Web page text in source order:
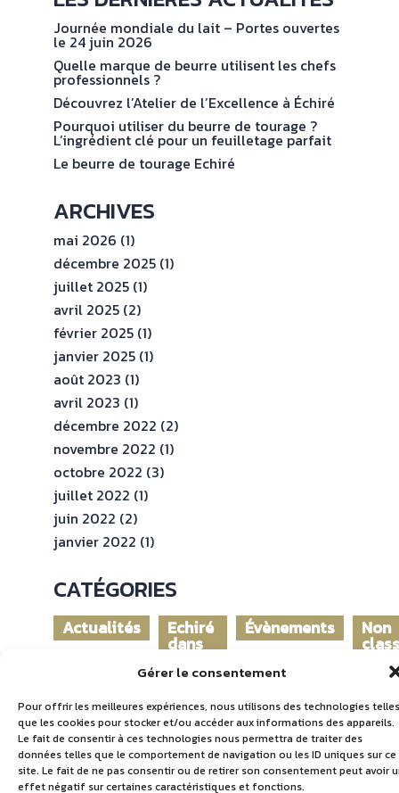
Gérer le consentement
Pour offrir les meilleures expériences, nous utilisons des technologies telles
que les cookies pour stocker et/ou accéder aux informations des appareils.
Le fait de consentir à ces technologies nous permettra de traiter des
données telles que le comportement de navigation ou les ID uniques sur ce
site. Le fait de ne pas consentir ou de retirer son consentement peut avoir
effet négatif sur certaines caractéristiques et fonctions.
NOS
ENGAGEMENTS
ESPACE
PROFESSIONNEL
CONTACT
Journée mondiale du lait – Portes ouvertes
le 24 juin 2026
Quelle marque de beurre utilisent les chefs
professionnels ?
Découvrez l’Atelier de l’Excellence à Échiré
Pourquoi utiliser du beurre de tourage ?
L’ingrédient clé pour un feuilletage parfait
Le beurre de tourage Echiré
ARCHIVES
mai 2026 (1)
décembre 2025 (1)
juillet 2025 (1)
avril 2025 (2)
février 2025 (1)
janvier 2025 (1)
août 2023 (1)
avril 2023 (1)
décembre 2022 (2)
novembre 2022 (1)
octobre 2022 (3)
juillet 2022 (1)
juin 2022 (2)
janvier 2022 (1)
CATÉGORIES
Actualités Echiré
dans
monde
Évènements Non